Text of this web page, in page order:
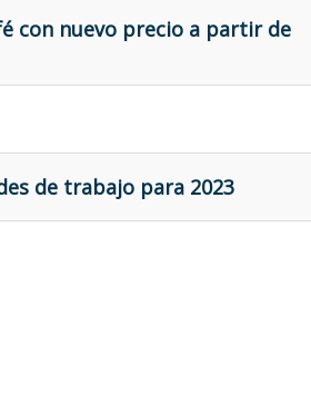
con nuevo precio a partir de
de trabajo para 2023